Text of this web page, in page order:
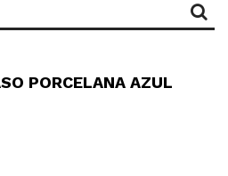
PORCELANA AZUL